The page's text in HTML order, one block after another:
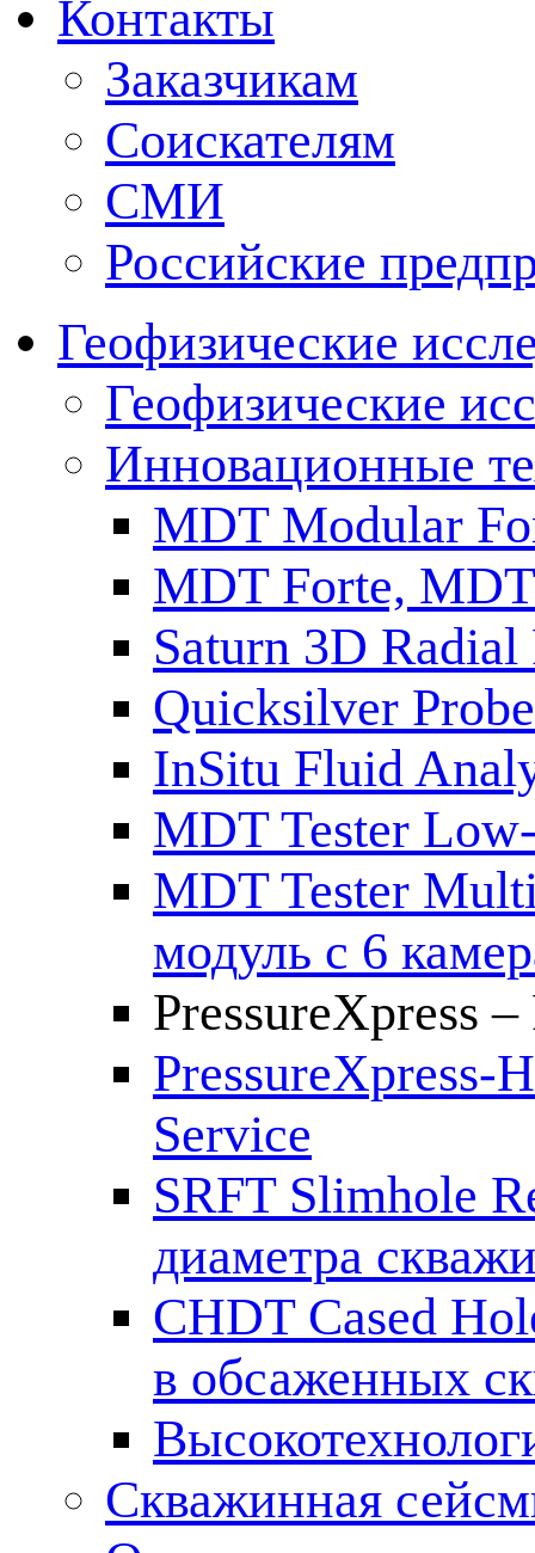
Контакты
Заказчикам
Соискателям
СМИ
Российские
Геофизические
Геофизические
Инновационные
MDT Modular
MDT Forte,
Saturn 3D
Quicksilver
InSitu Fluid
MDT Tester
MDT Tester
модуль с 6
PressureXpress
PressureXpress-
Service
SRFT Slimhole
диаметра
CHDT Cased
в обсаженных
Скважинная